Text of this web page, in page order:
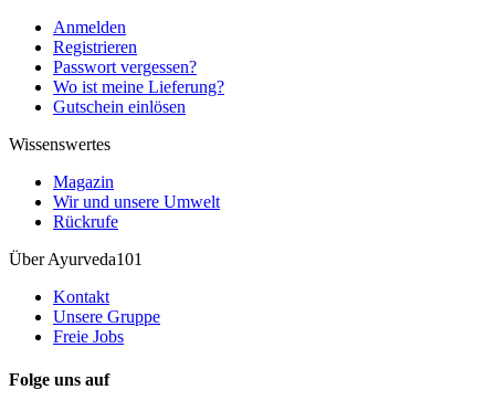
Anmelden
Registrieren
Passwort vergessen?
Wo ist meine Lieferung?
Gutschein einlösen
Wissenswertes
Magazin
Wir und unsere Umwelt
Rückrufe
Über Ayurveda101
Kontakt
Unsere Gruppe
Freie Jobs
Folge uns auf